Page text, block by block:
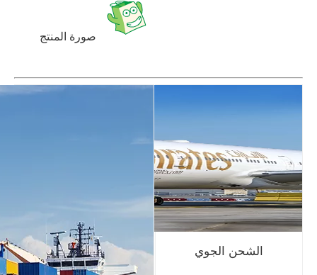
صورة المنتج
الشحن الجوي